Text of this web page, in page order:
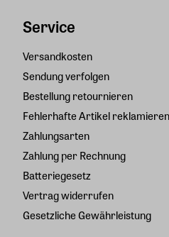
Service
Versandkosten
Sendung verfolgen
Bestellung retournieren
Fehlerhafte Artikel reklamieren
Zahlungsarten
Zahlung per Rechnung
Batteriegesetz
Vertrag widerrufen
Gesetzliche Gewährleistung